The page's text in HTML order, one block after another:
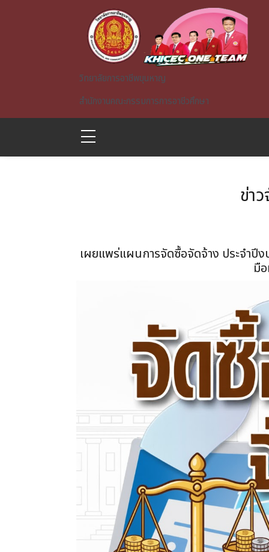
วิทยาลัยการอาชีพขุนหาญ
สำนักงานคณะกรรมการการอาชีวศึกษา
ข่า
เผยแพร่แผนการจัดซื้อจัดจ้าง ประจำปี
มื